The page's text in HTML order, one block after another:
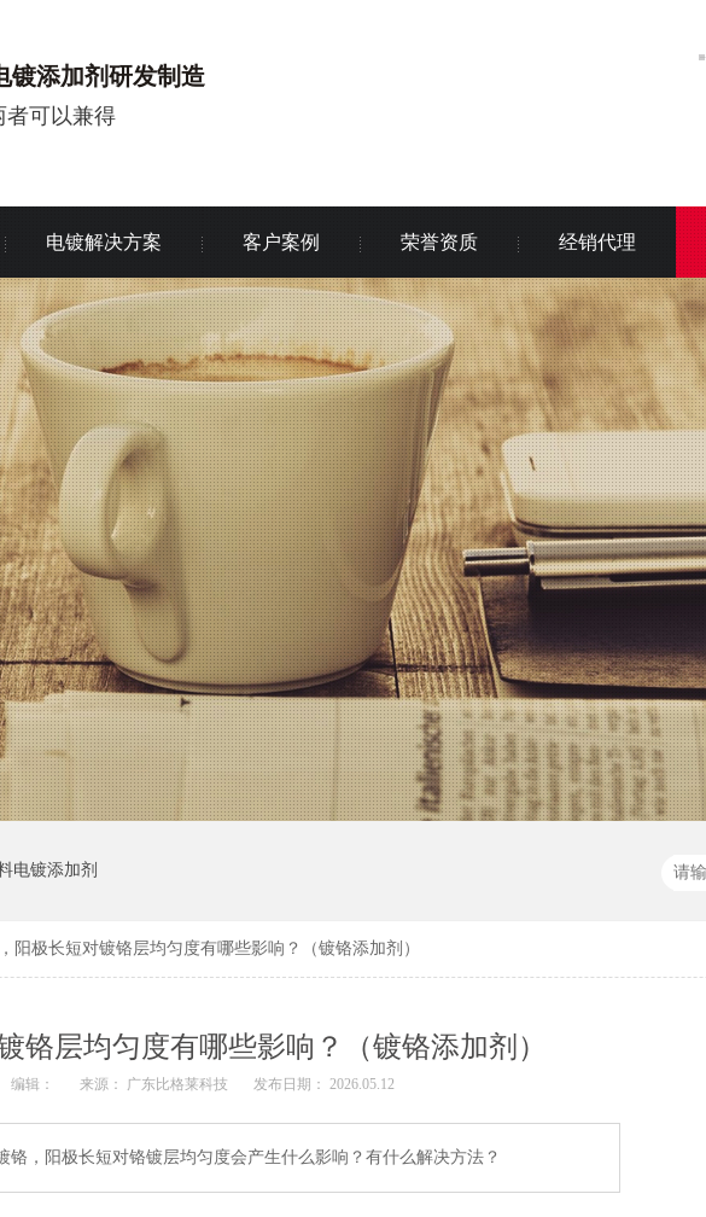
镀添加剂研发制造
者可以兼得
电镀解决方案 客户案例 荣誉资质 经销代理
电镀添加剂
阳极长短对镀铬层均匀度有哪些影响？（镀铬添加剂）
铬层均匀度有哪些影响？（镀铬添加剂）
编辑： 来源： 广东比格莱科技 发布日期： 2026.05.12
，阳极长短对铬镀层均匀度会产生什么影响？有什么解决方法？